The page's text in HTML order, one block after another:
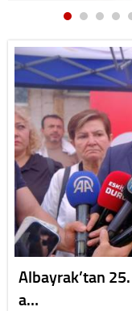
Albayrak’tan
a…